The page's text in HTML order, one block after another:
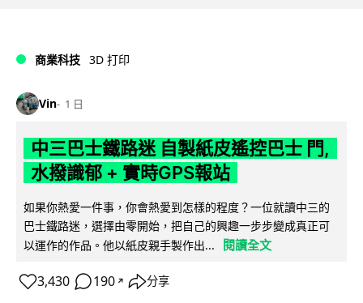
商業科技 3D 打印
Vin 1 日
中三巴士鐵路迷 自製紙皮遙控巴士 門,
水撥識郁 + 實時GPS報站
如果你熱愛一件事，你會熱愛到怎樣的程度？一位就讀中三的
巴士鐵路迷，選擇由零開始，把自己的興趣一步步變成真正可
以運作的作品。他以紙皮親手製作出...
閱讀全文
3,430 190 ↗ 分享